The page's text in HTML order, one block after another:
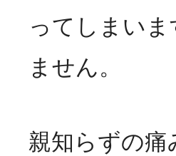
ってしまい
ません。
親知らずの